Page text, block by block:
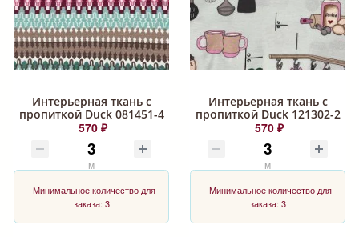
Интерьерная ткань с
пропиткой Duck 081451-4
570 ₽
м
Минимальное количество для
заказа: 3
Интерьерная ткань с
пропиткой Duck 121302-2
570 ₽
м
Минимальное количество для
заказа: 3